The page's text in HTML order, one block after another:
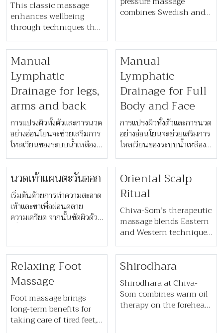
personal steam cubicle
to eliminate toxins and
impurities.
This classic massage
enhances wellbeing
through techniques that
increase blood
circulation and
lymphatic flow. Our
specially tailored
approach is centred on
improving muscle tone,
skin texture and total
relaxation. Choose your
oil from our three Chiva-
Som Signature blends,
designed to suit the
mind and body.
combines Swedish and
or Zing oil to stimulate
circulation, relax
muscles, and energise
the body.
Manual
Lymphatic
Drainage for legs,
arms and back
​​การแปรงผิวทั้งตัวและการนวด
อย่างอ่อนโยนจะช่วยเสริมการ
ไหลเวียนของระบบน้ำเหลือง
และระบบภูมิคุ้มกัน เหมาะ
สำหรับผู้เลือกรีทรีตดีท็อกซ์
หรือการดูแลน้ำหนัก หรือผู้ที่
กำลังฟื้นตัวจากภาวะน้ำเหลือง
คั่งหลังการผ่าตัด​
Manual
Lymphatic
Drainage for Full
Body and Face
​​การแปรงผิวทั้งตัวและการนวด
อย่างอ่อนโยนจะช่วยเสริมการ
ไหลเวียนของระบบน้ำเหลือง
และระบบภูมิคุ้มกัน เหมาะ
สำหรับผู้เลือกรีทรีตดีท็อกซ์
หรือการดูแลน้ำหนัก หรือผู้ที่
กำลังฟื้นตัวจากภาวะน้ำเหลือง
คั่งหลังการผ่าตัด​
นวดเท้าแผนตะวันออก
เริ่มต้นด้วยการทำความสะอาด
เท้าและขาเพื่อผ่อนคลาย
ความเครียด จากนั้นขัดผิวด้วย
แบบเฉพาะของชีวาศรม ปิด
ท้ายด้วยการประคบด้วยผ้า
ขนหนูแช่สมุนไพรอุ่นเพื่อ
ความผ่อนคลายสูงสุด
Oriental Scalp
Ritual
Chiva-Som’s therapeutic
massage blends Eastern
and Western techniques
with facial pressure
points to release
tension, relax
myofascial lines, and
protect hair from sun
and chlorine.
Relaxing Foot
Massage
Foot massage brings
long-term benefits for
taking care of tired feet,
Shirodhara
Shirodhara at Chiva-
Som combines warm oil
therapy on the forehead